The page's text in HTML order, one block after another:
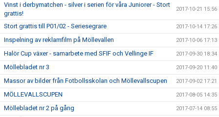
Vinst i derbymatchen - silver i serien för våra Juniorer - Stort
grattis!
2017-10-21 15:56
Stort grattis till P01/02 - Seriesegrare 2017-10-14 17:26
Inspelning av reklamfilm på Möllevallen 2017-10-06 17:13
Halör Cup växer - samarbete med SFIF och Vellinge IF 2017-09-30 18:34
Möllebladet nr 3 2017-09-20 11:40
Massor av bilder från Fotbollsskolan och Möllevallscupen 2017-09-02 17:21
MÖLLEVALLSCUPEN 2017-08-05 14:35
Möllebladet nr 2 på gång 2017-07-14 08:55